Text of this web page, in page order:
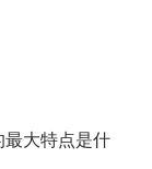
大特点是什